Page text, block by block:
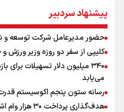
علت نامگذاری ۱۷ مرداد به عنوان روز خبرنگار چیست؟
فوران یک آتشفشان قدرتمند در
سیمئونه درهای انتقال آلوارز به
سید عباس عراقچی در مراسم روز
مسیر موقت تقریبا به نتیجه
حضور مدیرعامل شرکت توسعه و
سخنگوی سپاه: بازگشایی تنگۀ
آمریکاست و ارتباطی به مذاکرات
پیشنهاد سردبیر
حضور مدیرعامل شرکت توسعه و
کلیپی از سفر دو روزه وزیر ورزش
۳۴۰ میلیون دلار تسهیلات
می‌یابد
رسانه ستون پنجم اکوسیستم
هدف‌گذاری پرداخت ۳۰ هزار وام اشتغال تا پایان سال